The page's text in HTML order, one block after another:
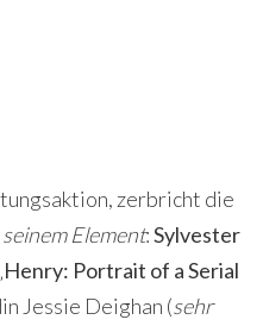
zerbricht die
Element:Sylvester
„Henry: Portrait of a Serial
Jessie Deighan (sehr